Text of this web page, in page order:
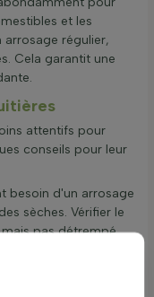
et les
arrosage régulier,
Cela garantit une
attentifs pour
conseils pour leur
besoin d'un arrosage
sèches. Vérifier le
pas détrempé.
branches.